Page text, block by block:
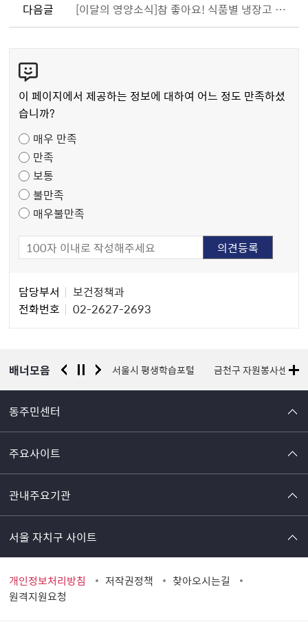
다음글 [이달의 영양소식]참 좋아요! 식품별 냉장고 보관
텐
츠
만
도
조
사
이 페이지에서 제공하는 정보에 대하여 어느 정도 만족하셨
습니까?
매우 만족
만족
보통
불만족
매우불만족
자
담당부서
보건정책과
전화번호
02-2627-2693
배너모음
경찰청 유실물 통합포털 서울시 평생학습포털 금천구 자원봉사센터
동주민센터
주요사이트
관내주요기관
서울 자치구 사이트
개인정보처리방침 저작권정책
찾아오시는길
원격지원요청